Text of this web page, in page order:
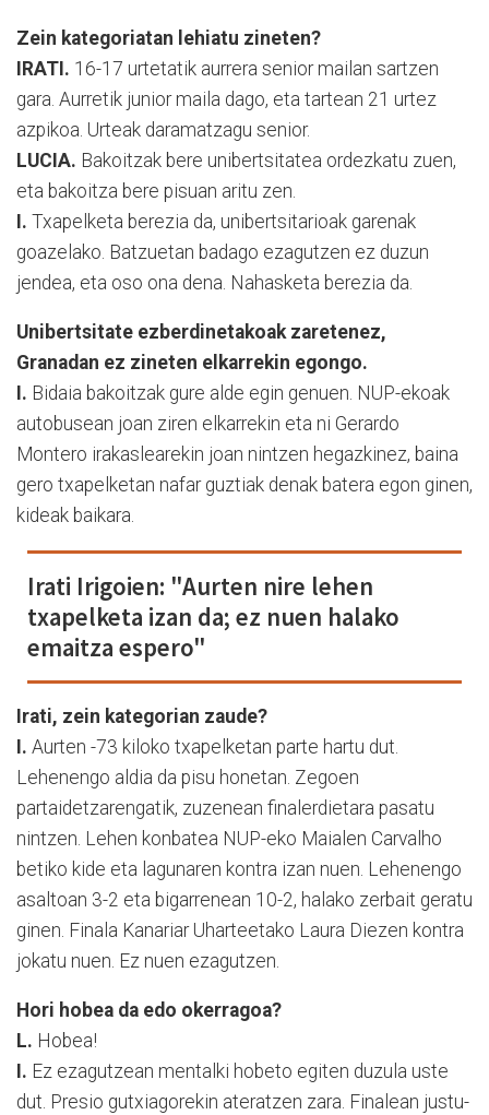
Zein kategoriatan lehiatu zineten?
IRATI. 16-17 urtetatik aurrera senior mailan sartzen
gara. Aurretik junior maila dago, eta tartean 21 urtez
azpikoa. Urteak daramatzagu senior.
LUCIA. Bakoitzak bere unibertsitatea ordezkatu zuen,
eta bakoitza bere pisuan aritu zen.
I. Txapelketa berezia da, unibertsitarioak garenak
goazelako. Batzuetan badago ezagutzen ez duzun
jendea, eta oso ona dena. Nahasketa berezia da.
Unibertsitate ezberdinetakoak zaretenez,
Granadan ez zineten elkarrekin egongo.
I. Bidaia bakoitzak gure alde egin genuen. NUP-ekoak
autobusean joan ziren elkarrekin eta ni Gerardo
Montero irakaslearekin joan nintzen hegazkinez, baina
gero txapelketan nafar guztiak denak batera egon ginen,
kideak baikara.
Irati Irigoien: "Aurten nire lehen
txapelketa izan da; ez nuen halako
emaitza espero"
Irati, zein kategorian zaude?
I. Aurten -73 kiloko txapelketan parte hartu dut.
Lehenengo aldia da pisu honetan. Zegoen
partaidetzarengatik, zuzenean finalerdietara pasatu
nintzen. Lehen konbatea NUP-eko Maialen Carvalho
betiko kide eta lagunaren kontra izan nuen. Lehenengo
asaltoan 3-2 eta bigarrenean 10-2, halako zerbait geratu
ginen. Finala Kanariar Uharteetako Laura Diezen kontra
jokatu nuen. Ez nuen ezagutzen.
Hori hobea da edo okerragoa?
L. Hobea!
I. Ez ezagutzean mentalki hobeto egiten duzula uste
dut. Presio gutxiagorekin ateratzen zara. Finalean justu-